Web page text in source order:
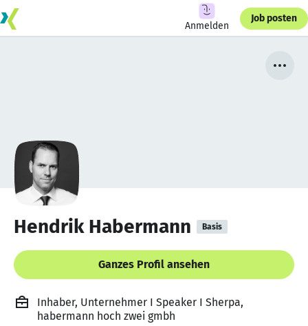
Anmelden
Job posten
Hendrik Habermann Basis
Ganzes Profil ansehen
Inhaber, Unternehmer I Speaker I Sherpa,
habermann hoch zwei gmbh